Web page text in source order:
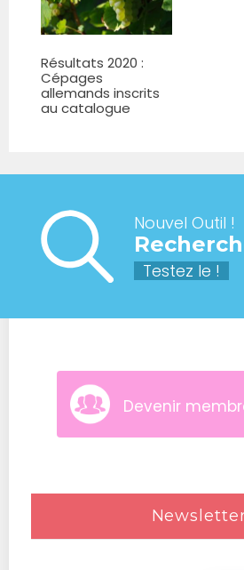
Résultats 2020 :
Cépages
allemands inscrits
au catalogue
Nouvel Outil !
Testez le !
Devenir